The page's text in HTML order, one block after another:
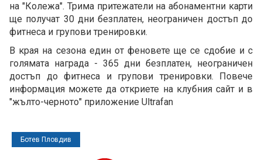
на "Колежа". Трима притежатели на абонаментни карти
ще получат 30 дни безплатен, неограничен достъп до
фитнеса и групови тренировки.
В края на сезона един от феновете ще се сдобие и с
голямата награда - 365 дни безплатен, неограничен
достъп до фитнеса и групови тренировки. Повече
информация можете да откриете на клубния сайт и в
"жълто-черното" приложение Ultrafan
Ботев Пловдив